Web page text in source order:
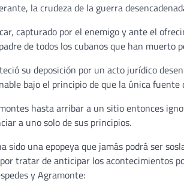
la crudeza de la guerra
capturado por el enemigo y ante el
de todos los cubanos que han muerto
su deposición por un acto jurídico
bajo el principio de que la única fuente
hasta arribar a un sitio entonces
a uno solo de sus principios.
sido una epopeya que jamás podrá ser
tratar de anticipar los acontecimientos
y Agramonte: